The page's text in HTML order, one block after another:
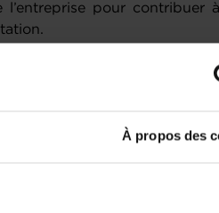
À propos des
pour contribuer
entreprises partenaires